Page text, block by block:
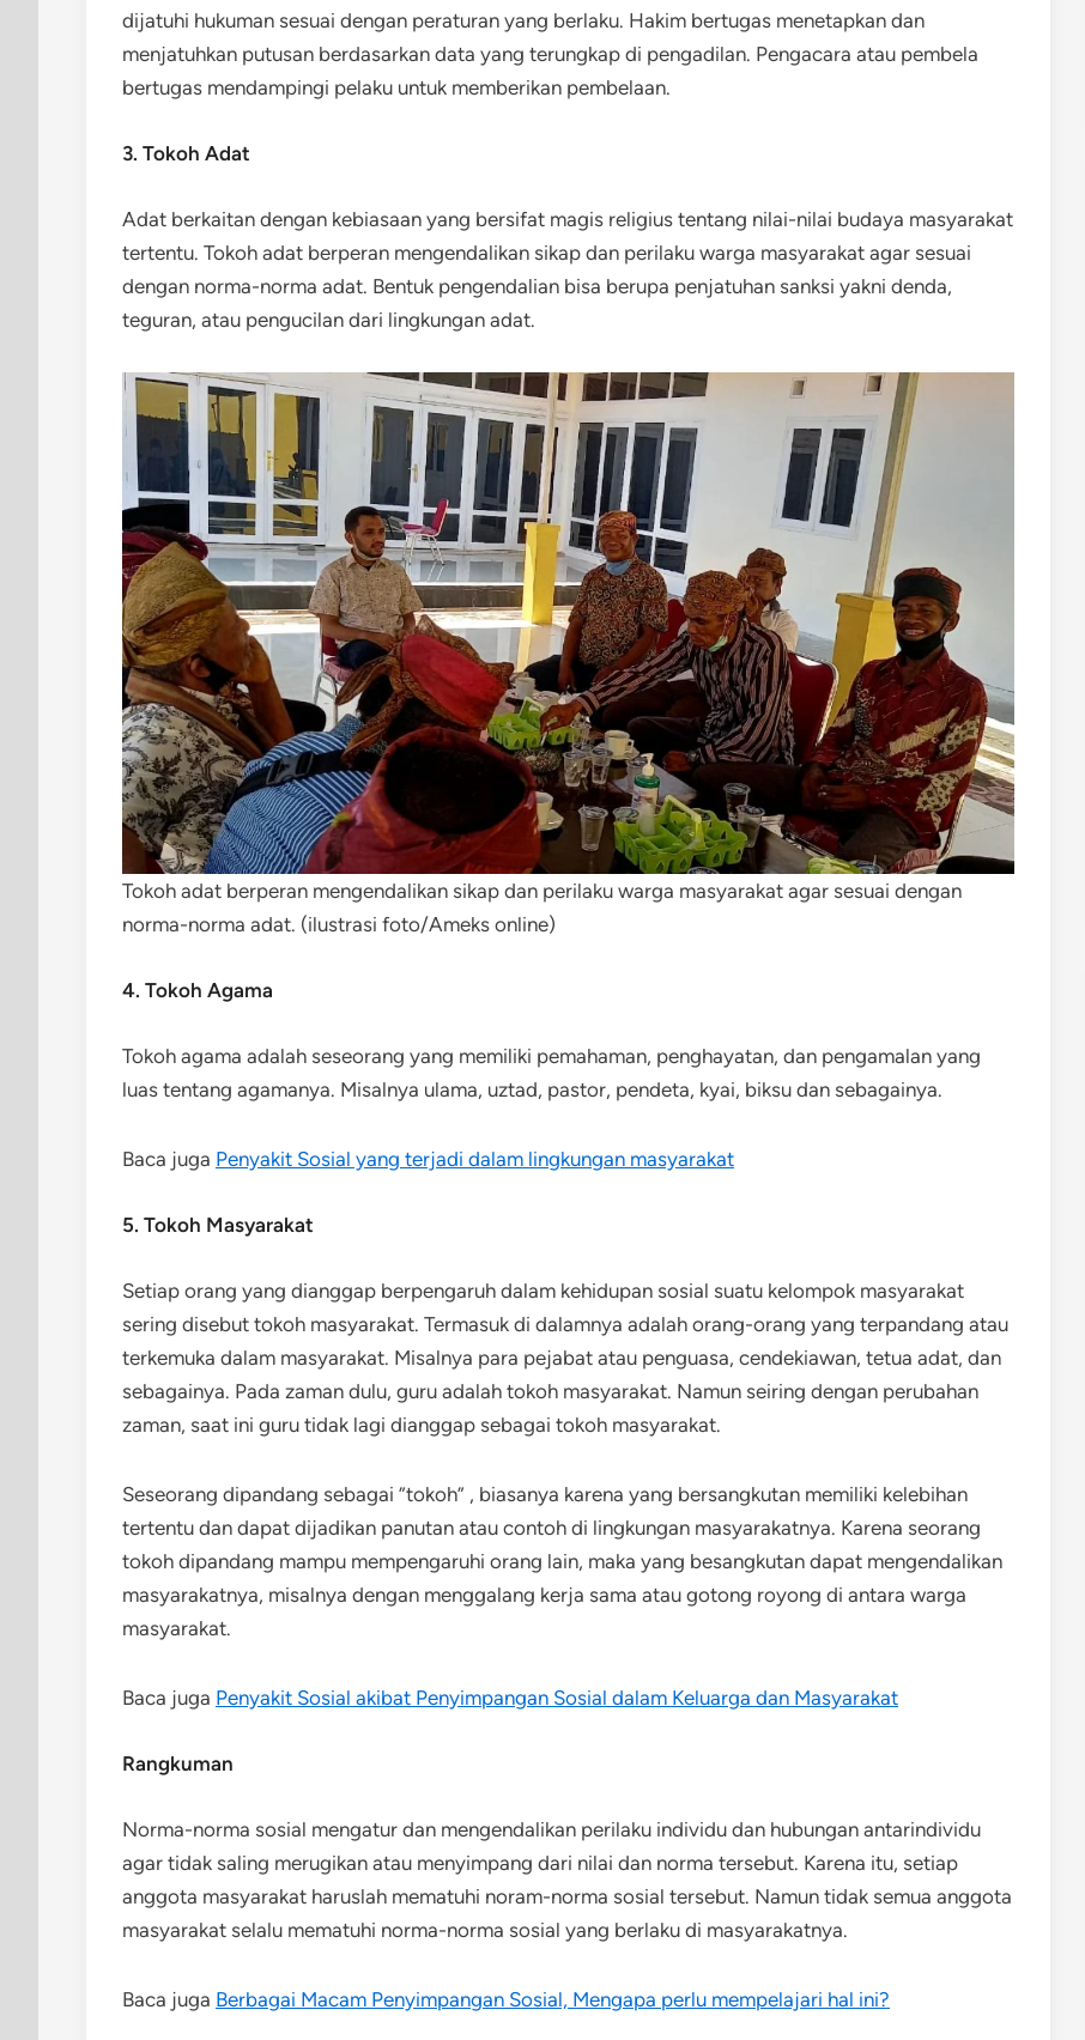
dijatuhi hukuman sesuai dengan peraturan yang berlaku. Hakim bertugas menetapkan dan
menjatuhkan putusan berdasarkan data yang terungkap di pengadilan. Pengacara atau pembela
bertugas mendampingi pelaku untuk memberikan pembelaan.
3. Tokoh Adat
Adat berkaitan dengan kebiasaan yang bersifat magis religius tentang nilai-nilai budaya masyarakat
tertentu. Tokoh adat berperan mengendalikan sikap dan perilaku warga masyarakat agar sesuai
dengan norma-norma adat. Bentuk pengendalian bisa berupa penjatuhan sanksi yakni denda,
teguran, atau pengucilan dari lingkungan adat.
Tokoh adat berperan mengendalikan sikap dan perilaku warga masyarakat agar sesuai dengan
norma-norma adat. (ilustrasi foto/Ameks online)
4. Tokoh Agama
Tokoh agama adalah seseorang yang memiliki pemahaman, penghayatan, dan pengamalan yang
luas tentang agamanya. Misalnya ulama, uztad, pastor, pendeta, kyai, biksu dan sebagainya.
Baca juga Penyakit Sosial yang terjadi dalam lingkungan masyarakat
5. Tokoh Masyarakat
Setiap orang yang dianggap berpengaruh dalam kehidupan sosial suatu kelompok masyarakat
sering disebut tokoh masyarakat. Termasuk di dalamnya adalah orang-orang yang terpandang atau
terkemuka dalam masyarakat. Misalnya para pejabat atau penguasa, cendekiawan, tetua adat, dan
sebagainya. Pada zaman dulu, guru adalah tokoh masyarakat. Namun seiring dengan perubahan
zaman, saat ini guru tidak lagi dianggap sebagai tokoh masyarakat.
Seseorang dipandang sebagai ”tokoh” , biasanya karena yang bersangkutan memiliki kelebihan
tertentu dan dapat dijadikan panutan atau contoh di lingkungan masyarakatnya. Karena seorang
tokoh dipandang mampu mempengaruhi orang lain, maka yang besangkutan dapat mengendalikan
masyarakatnya, misalnya dengan menggalang kerja sama atau gotong royong di antara warga
masyarakat.
Baca juga Penyakit Sosial akibat Penyimpangan Sosial dalam Keluarga dan Masyarakat
Rangkuman
Norma-norma sosial mengatur dan mengendalikan perilaku individu dan hubungan antarindividu
agar tidak saling merugikan atau menyimpang dari nilai dan norma tersebut. Karena itu, setiap
anggota masyarakat haruslah mematuhi noram-norma sosial tersebut. Namun tidak semua anggota
masyarakat selalu mematuhi norma-norma sosial yang berlaku di masyarakatnya.
Baca juga Berbagai Macam Penyimpangan Sosial, Mengapa perlu mempelajari hal ini?